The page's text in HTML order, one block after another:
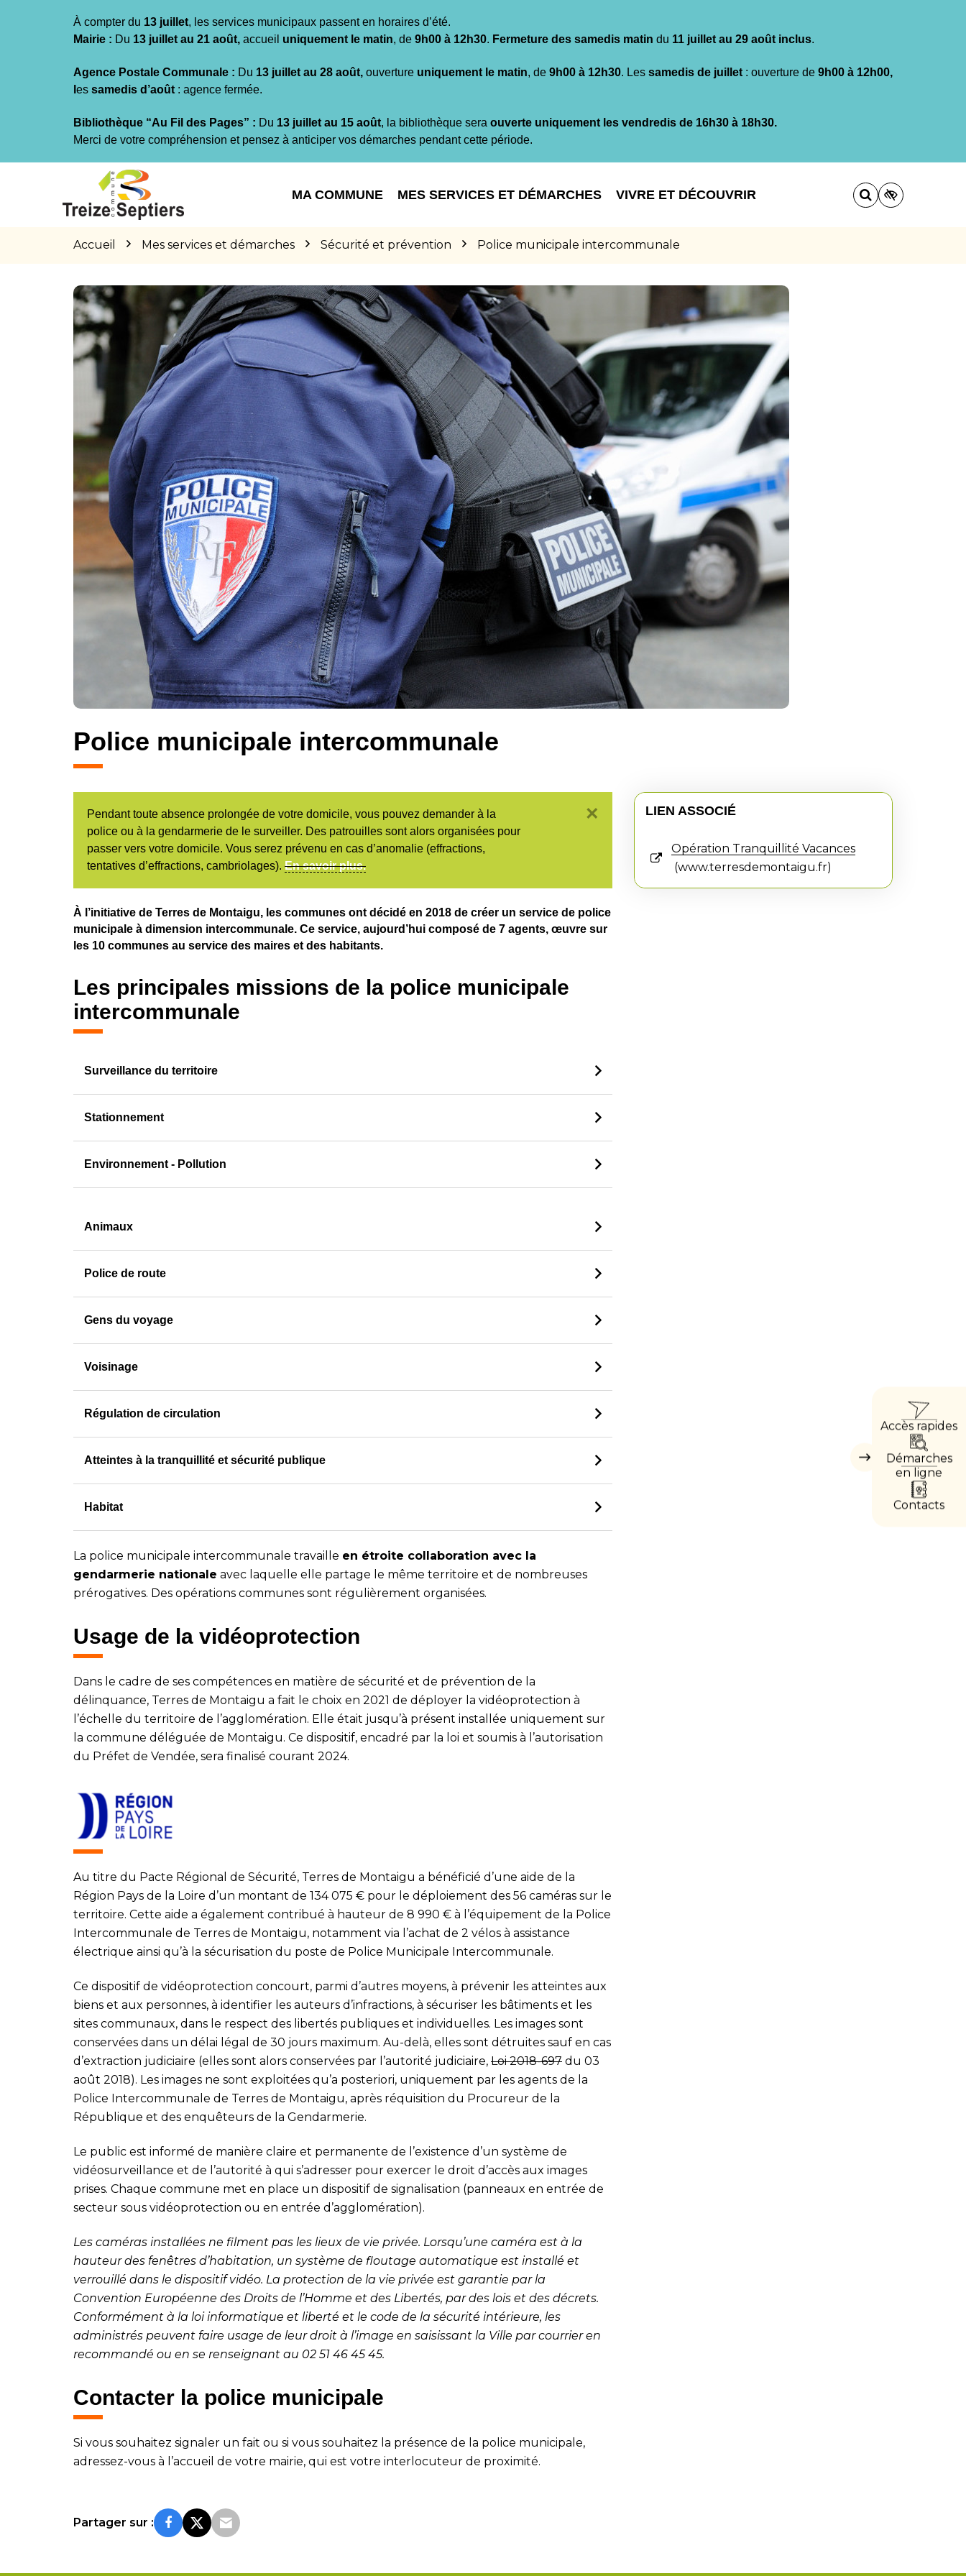
À compter du 13 juillet, les services municipaux passent en horaires d’été.
Mairie : Du 13 juillet au 21 août, accueil uniquement le matin, de 9h00 à 12h30. Fermeture des samedis matin du 11 juillet au 29 août inclus.
Agence Postale Communale : Du 13 juillet au 28 août, ouverture uniquement le matin, de 9h00 à 12h30. Les samedis de juillet : ouverture de 9h00 à 12h00,
es samedis d’août : agence fermée.
Bibliothèque “Au Fil des Pages” : Du 13 juillet au 15 août, la bibliothèque sera ouverte uniquement les vendredis de 16h30 à 18h30.
Merci de votre compréhension et pensez à anticiper vos démarches pendant cette période.
MA COMMUNE MES SERVICES ET DÉMARCHES VIVRE ET DÉCOUVRIR
Accueil Mes services et démarches Sécurité et prévention Police municipale intercommunale
Masquer
Accès rapides
Démarches
en ligne
Contacts
Police municipale intercommunale
×
Pendant toute absence prolongée de votre domicile, vous pouvez demander à la
police ou à la gendarmerie de le surveiller. Des patrouilles sont alors organisées pour
passer vers votre domicile. Vous serez prévenu en cas d’anomalie (effractions,
tentatives d’effractions, cambriolages). En savoir plus.
À l’initiative de Terres de Montaigu, les communes ont décidé en 2018 de créer un service de police
municipale à dimension intercommunale. Ce service, aujourd’hui composé de 7 agents, œuvre sur
les 10 communes au service des maires et des habitants.
Les principales missions de la police municipale
intercommunale
Surveillance du territoire
Stationnement
Environnement - Pollution
Animaux
Police de route
Gens du voyage
Voisinage
Régulation de circulation
Atteintes à la tranquillité et sécurité publique
Habitat
La police municipale intercommunale travaille en étroite collaboration avec la
gendarmerie nationale avec laquelle elle partage le même territoire et de nombreuses
prérogatives. Des opérations communes sont régulièrement organisées.
Usage de la vidéoprotection
Dans le cadre de ses compétences en matière de sécurité et de prévention de la
délinquance, Terres de Montaigu a fait le choix en 2021 de déployer la vidéoprotection à
l’échelle du territoire de l’agglomération. Elle était jusqu’à présent installée uniquement sur
la commune déléguée de Montaigu. Ce dispositif, encadré par la loi et soumis à l’autorisation
du Préfet de Vendée, sera finalisé courant 2024.
Au titre du Pacte Régional de Sécurité, Terres de Montaigu a bénéficié d’une aide de la
Région Pays de la Loire d’un montant de 134 075 € pour le déploiement des 56 caméras sur le
territoire. Cette aide a également contribué à hauteur de 8 990 € à l’équipement de la Police
Intercommunale de Terres de Montaigu, notamment via l’achat de 2 vélos à assistance
électrique ainsi qu’à la sécurisation du poste de Police Municipale Intercommunale.
Ce dispositif de vidéoprotection concourt, parmi d’autres moyens, à prévenir les atteintes aux
biens et aux personnes, à identifier les auteurs d’infractions, à sécuriser les bâtiments et les
sites communaux, dans le respect des libertés publiques et individuelles. Les images sont
conservées dans un délai légal de 30 jours maximum. Au-delà, elles sont détruites sauf en cas
d’extraction judiciaire (elles sont alors conservées par l’autorité judiciaire, Loi 2018-697 du 03
août 2018). Les images ne sont exploitées qu’a posteriori, uniquement par les agents de la
Police Intercommunale de Terres de Montaigu, après réquisition du Procureur de la
République et des enquêteurs de la Gendarmerie.
Le public est informé de manière claire et permanente de l’existence d’un système de
vidéosurveillance et de l’autorité à qui s’adresser pour exercer le droit d’accès aux images
prises. Chaque commune met en place un dispositif de signalisation (panneaux en entrée de
secteur sous vidéoprotection ou en entrée d’agglomération).
Les caméras installées ne filment pas les lieux de vie privée. Lorsqu’une caméra est à la
hauteur des fenêtres d’habitation, un système de floutage automatique est installé et
verrouillé dans le dispositif vidéo. La protection de la vie privée est garantie par la
Convention Européenne des Droits de l’Homme et des Libertés, par des lois et des décrets.
Conformément à la loi informatique et liberté et le code de la sécurité intérieure, les
administrés peuvent faire usage de leur droit à l’image en saisissant la Ville par courrier en
recommandé ou en se renseignant au 02 51 46 45 45.
Contacter la police municipale
Si vous souhaitez signaler un fait ou si vous souhaitez la présence de la police municipale,
adressez-vous à l’accueil de votre mairie, qui est votre interlocuteur de proximité.
LIEN ASSOCIÉ
Opération Tranquillité Vacances
www.terresdemontaigu.fr
Partager sur :